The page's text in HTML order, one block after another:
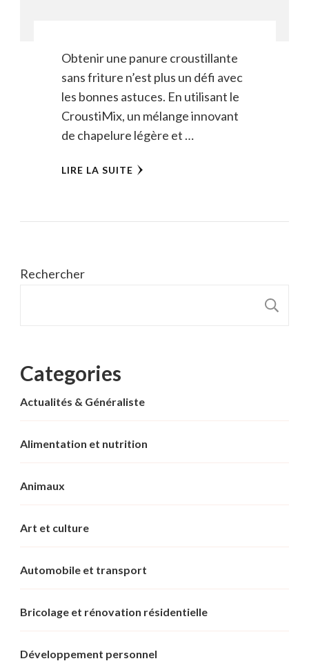
Obtenir une panure croustillante
sans friture n’est plus un défi avec
les bonnes astuces. En utilisant le
CroustiMix, un mélange innovant
de chapelure légère et …
LIRE LA SUITE
Rechercher
Categories
Actualités & Généraliste
Alimentation et nutrition
Animaux
Art et culture
Automobile et transport
Bricolage et rénovation résidentielle
Développement personnel